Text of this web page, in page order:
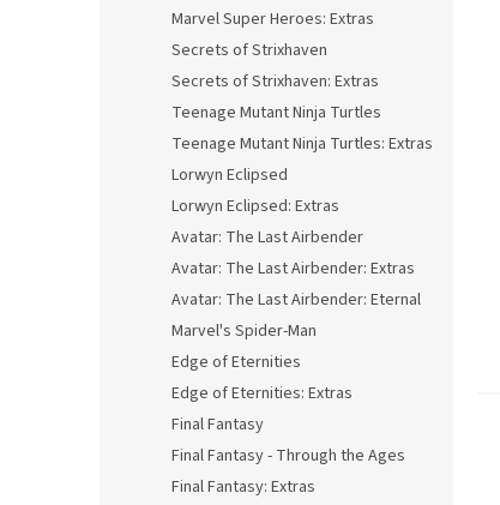
Marvel Super Heroes: Extras
Secrets of Strixhaven
Secrets of Strixhaven: Extras
Teenage Mutant Ninja Turtles
Teenage Mutant Ninja Turtles: Extras
Lorwyn Eclipsed
Lorwyn Eclipsed: Extras
Avatar: The Last Airbender
Avatar: The Last Airbender: Extras
Avatar: The Last Airbender: Eternal
Marvel's Spider-Man
Edge of Eternities
Edge of Eternities: Extras
Final Fantasy
Final Fantasy - Through the Ages
Final Fantasy: Extras